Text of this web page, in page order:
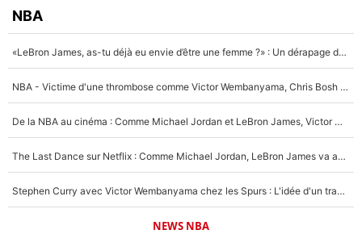
NBA
«LeBron James, as-tu déjà eu envie d’être une femme ?» : Un dérapage de Donald Trump sur la superstar de la NBA refait surface
NBA - Victime d'une thrombose comme Victor Wembanyama, Chris Bosh prévient le Français des risques sur sa santé : «J’ai failli mourir sur le coup et j’ai été ramené à la vie»
De la NBA au cinéma : Comme Michael Jordan et LeBron James, Victor Wembanyama rêve d'une carrière d'acteur !
The Last Dance sur Netflix : Comme Michael Jordan, LeBron James va avoir le droit à sa série !
Stephen Curry avec Victor Wembanyama chez les Spurs : L'idée d'un trade historique est lancée en NBA !
NEWS NBA